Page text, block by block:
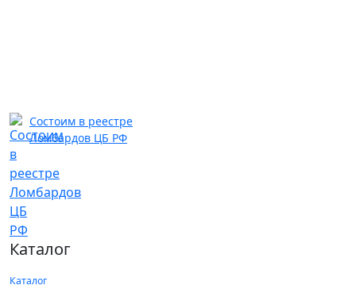
Состоим в реестре
Ломбардов ЦБ РФ
Каталог
Каталог